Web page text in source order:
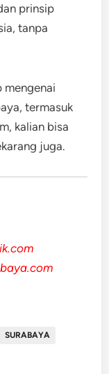
prinsip
tanpa
mengenai
termasuk
kalian bisa
juga.
SURABAYA